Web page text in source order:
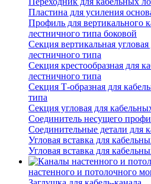
Пластина для усиления
Профиль для вертикального
лестничного типа боковой
Секция вертикальная
лестничного типа
Секция крестообразная для
лестничного типа
Секция Т-образная для
типа
Секция угловая для
Соединитель несущего
Соединительные детали для
Угловая вставка для
Угловая вставка для
настенного и потолочного